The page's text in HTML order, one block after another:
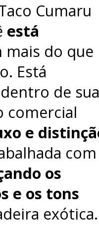
Cumaru
está
mais do que
Está
de sua
comercial
e
com
os
e os tons
exótica.